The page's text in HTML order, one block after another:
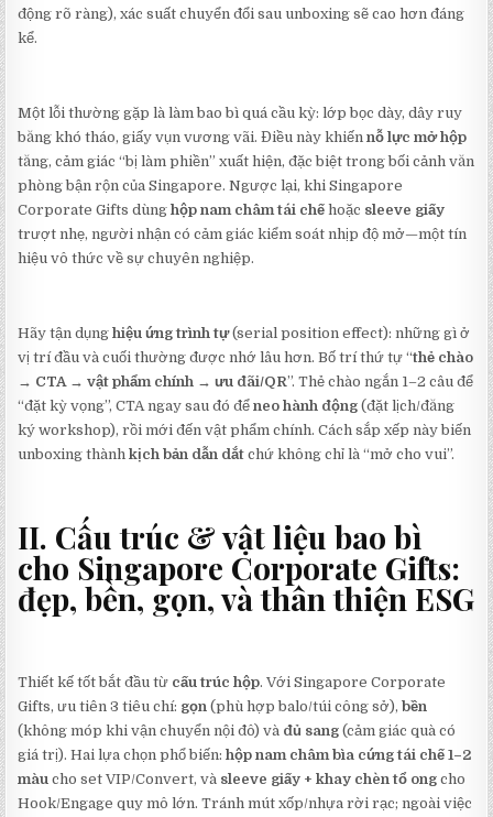
động rõ ràng), xác suất chuyển đổi sau unboxing sẽ cao hơn đáng
kể.
Một lỗi thường gặp là làm bao bì quá cầu kỳ: lớp bọc dày, dây ruy
băng khó tháo, giấy vụn vương vãi. Điều này khiếnnỗ lực mở hộp
tăng, cảm giác “bị làm phiền” xuất hiện, đặc biệt trong bối cảnh văn
phòng bận rộn của Singapore. Ngược lại, khi Singapore
Corporate Gifts dùnghộp nam châm tái chế hoặc sleeve giấy
trượt nhẹ, người nhận có cảm giác kiểm soát nhịp độ mở—một tín
hiệu vô thức về sự chuyên nghiệp.
Hãy tận dụnghiệu ứng trình tự(serial position effect): những gì ở
vị trí đầu và cuối thường được nhớ lâu hơn. Bố trí thứ tự “thẻ chào
→ CTA → vật phẩm chính → ưu đãi/QR”. Thẻ chào ngắn 1–2 câu để
“đặt kỳ vọng”, CTA ngay sau đó đểneo hành động (đặt lịch/đăng
ký workshop), rồi mới đến vật phẩm chính. Cách sắp xếp này biến
unboxing thànhkịch bản dẫn dắt chứ không chỉ là “mở cho vui”.
II. Cấu trúc & vật liệu bao bì
cho Singapore Corporate Gifts:
đẹp, bền, gọn, và thân thiện ESG
Thiết kế tốt bắt đầu từ cấu trúc hộp. Với Singapore Corporate
Gifts, ưu tiên 3 tiêu chí: gọn (phù hợp balo/túi công sở),bền
(không móp khi vận chuyển nội đô) và đủ sang (cảm giác quà có
giá trị). Hai lựa chọn phổ biến:hộp nam châm bìa cứng tái chế 1–2
màu cho set VIP/Convert, và sleeve giấy + khay chèn tổ ong cho
Hook/Engage quy mô lớn. Tránh mút xốp/nhựa rời rạc; ngoài việc